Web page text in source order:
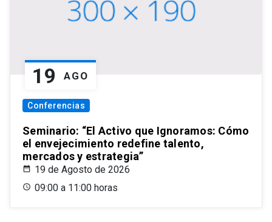
19 AGO
Conferencias
Seminario: “El Activo que Ignoramos: Cómo
el envejecimiento redefine talento,
mercados y estrategia”
19 de Agosto de 2026
09:00 a 11:00 horas